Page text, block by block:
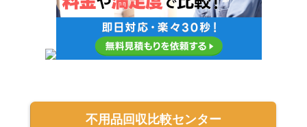
不用品回収比較センター